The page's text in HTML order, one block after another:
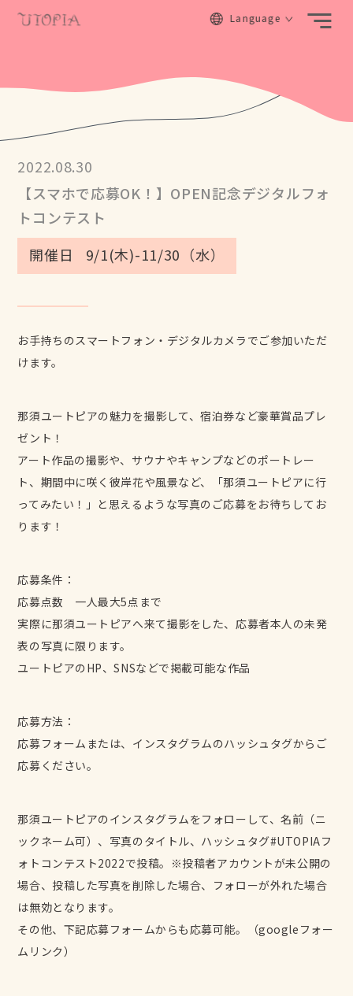
Concept
Experience
Artist
アーティスト
Virtual Tour
バーチャルツアー
Photo Gallery
Stay & Sauna
Charge
料金
Information
基本情報/アクセス
FAQ
Contact
お問い合わせ
Language
【スマホで応募OK！】OPEN記念デジタルフォ
トコンテスト
2022.08.30
開催日 9/1(木)-11/30（水）
お手持ちのスマートフォン・デジタルカメラでご参加いただ
けます。
那須ユートピアの魅力を撮影して、宿泊券など豪華賞品プレ
ゼント！
アート作品の撮影や、サウナやキャンプなどのポートレー
ト、期間中に咲く彼岸花や風景など、「那須ユートピアに行
ってみたい！」と思えるような写真のご応募をお待ちしてお
ります！
応募条件：
応募点数 一人最大5点まで
実際に那須ユートピアへ来て撮影をした、応募者本人の未発
表の写真に限ります。
ユートピアのHP、SNSなどで掲載可能な作品
応募方法：
応募フォームまたは、インスタグラムのハッシュタグからご
応募ください。
那須ユートピアのインスタグラムをフォローして、名前（ニ
ックネーム可）、写真のタイトル、ハッシュタグ#UTOPIAフ
ォトコンテスト2022で投稿。※投稿者アカウントが未公開の
場合、投稿した写真を削除した場合、フォローが外れた場合
は無効となります。
その他、下記応募フォームからも応募可能。（googleフォー
ムリンク）